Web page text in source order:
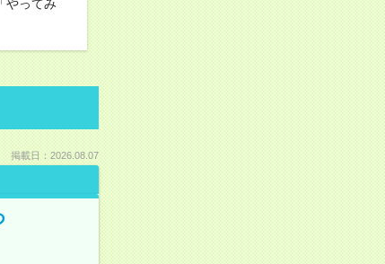
やってみ
掲載日：2026.08.07